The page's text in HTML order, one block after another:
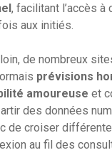
, facilitant l’accès
aux initiés.
de nombreux
prévisions
amoureuse et
des données
de croiser
au fil des